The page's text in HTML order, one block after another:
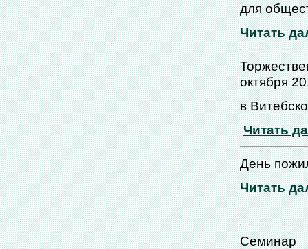
для
Читать
октября
в
Читать
День
Читать
Семинар